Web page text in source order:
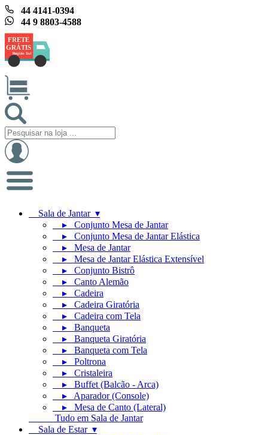
44 4141-0394
44 9 8803-4588
FRETE
GRÁTIS
Região Sul
Sala de Jantar ▾
▸ Conjunto Mesa de Jantar
▸ Conjunto Mesa de Jantar Elástica
▸ Mesa de Jantar
▸ Mesa de Jantar Elástica Extensível
▸ Conjunto Bistrô
▸ Canto Alemão
▸ Cadeira
▸ Cadeira Giratória
▸ Cadeira com Tela
▸ Banqueta
▸ Banqueta Giratória
▸ Banqueta com Tela
▸ Poltrona
▸ Cristaleira
▸ Buffet (Balcão - Arca)
▸ Aparador (Console)
▸ Mesa de Canto (Lateral)
Tudo em Sala de Jantar
Sala de Estar ▾